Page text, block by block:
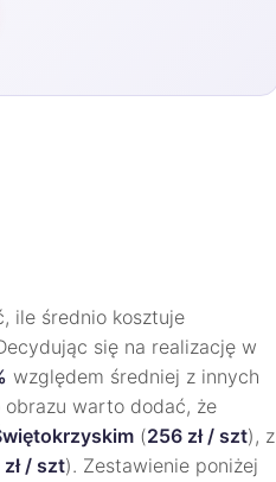
ile średnio kosztuje
się na realizację w
względem średniej z innych
obrazu warto dodać, że
(256 zł / szt), z
/ szt). Zestawienie poniżej